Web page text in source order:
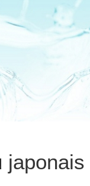
japonais